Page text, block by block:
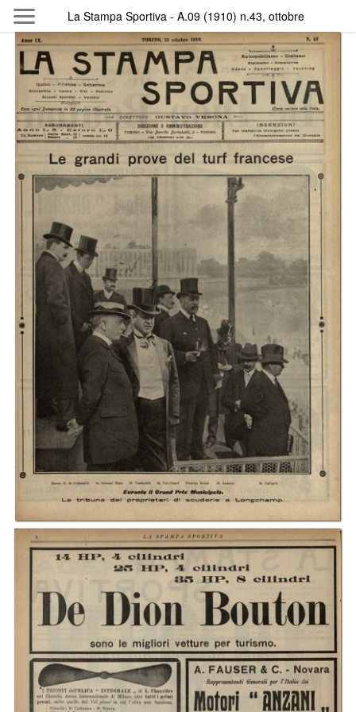
Skip to main content
Byterfly
Follow The Byterfly And Enjoy Open
Knowledge
Policy Collections Providers Exhibitions
Search Term
La Stampa Sportiva - A.09 (1910) n.43, ottobre